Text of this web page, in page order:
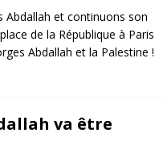
Abdallah et continuons son
de la République à Paris
Abdallah et la Palestine !
va être